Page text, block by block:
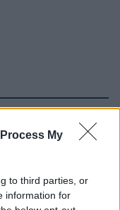
My
to third parties, or
information for